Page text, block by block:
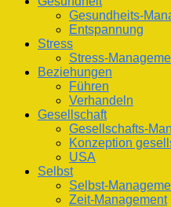
Gesundheits-
Entspannung
Stress
Stress-
Beziehungen
Führen
Verhandeln
Gesellschaft
Gesellschafts-
Konzeption
USA
Selbst
Selbst-
Zeit-Management